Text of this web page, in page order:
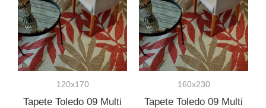
120x170
Tapete Toledo 09 Multi
160x230
Tapete Toledo 09 Multi